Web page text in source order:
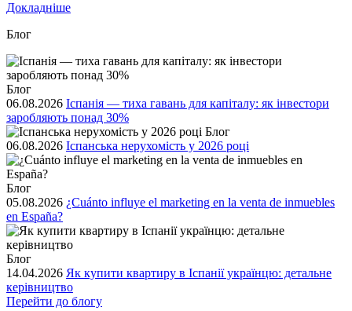
Докладніше
Блог
Блог
06.08.2026 Іспанія — тиха гавань для капіталу: як інвестори
заробляють понад 30%
Блог
06.08.2026 Іспанська нерухомість у 2026 році
Блог
05.08.2026 ¿Cuánto influye el marketing en la venta de inmuebles
en España?
Блог
14.04.2026 Як купити квартиру в Іспанії українцю: детальне
керівництво
Перейти до блогу